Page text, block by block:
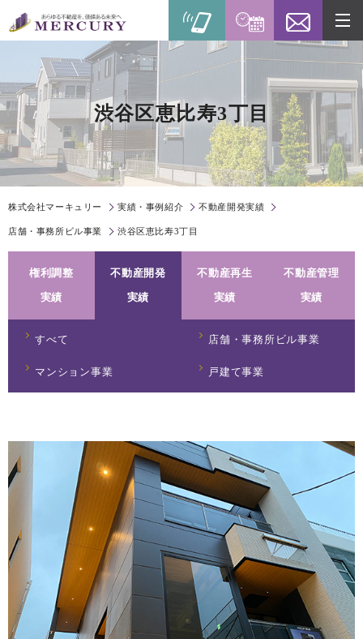
渋谷区恵比寿3丁目
株式会社マーキュリー 実績・事例紹介 不動産開発実績
店舗・事務所ビル事業 渋谷区恵比寿3丁目
権利調整
実績
不動産開発
実績
不動産再生
実績
不動産管理
実績
すべて 店舗・事務所ビル事業
マンション事業 戸建て事業